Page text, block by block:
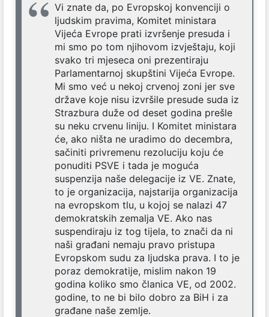
Vi znate da, po Evropskoj konvenciji o
ljudskim pravima, Komitet ministara
Vijeća Evrope prati izvršenje presuda i
mi smo po tom njihovom izvještaju, koji
svako tri mjeseca oni prezentiraju
Parlamentarnoj skupštini Vijeća Evrope.
Mi smo već u nekoj crvenoj zoni jer sve
države koje nisu izvršile presude suda iz
Strazbura duže od deset godina prešle
su neku crvenu liniju. I Komitet ministara
će, ako ništa ne uradimo do decembra,
sačiniti privremenu rezoluciju koju će
ponuditi PSVE i tada je moguća
suspenzija naše delegacije iz VE. Znate,
to je organizacija, najstarija organizacija
na evropskom tlu, u kojoj se nalazi 47
demokratskih zemalja VE. Ako nas
suspendiraju iz tog tijela, to znači da ni
naši građani nemaju pravo pristupa
Evropskom sudu za ljudska prava. I to je
poraz demokratije, mislim nakon 19
godina koliko smo članica VE, od 2002.
godine, to ne bi bilo dobro za BiH i za
građane naše zemlje.